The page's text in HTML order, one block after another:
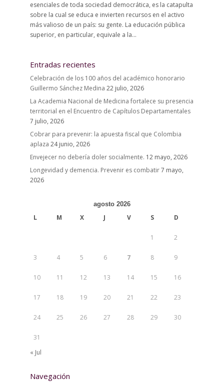
esenciales de toda sociedad democrática, es la catapulta
sobre la cual se educa e invierten recursos en el activo
más valioso de un país: su gente. La educación pública
superior, en particular, equivale a la...
Entradas recientes
Celebración de los 100 años del académico honorario
Guillermo Sánchez Medina 22 julio, 2026
La Academia Nacional de Medicina fortalece su presencia
territorial en el Encuentro de Capítulos Departamentales
7 julio, 2026
Cobrar para prevenir: la apuesta fiscal que Colombia
aplaza 24 junio, 2026
Envejecer no debería doler socialmente. 12 mayo, 2026
Longevidad y demencia. Prevenir es combatir7 mayo,
2026
agosto 2026
L M X J V S D
1 2
3 4 5 6 7 8 9
10 11 12 13 14 15 16
17 18 19 20 21 22 23
24 25 26 27 28 29 30
31
« Jul
Navegación